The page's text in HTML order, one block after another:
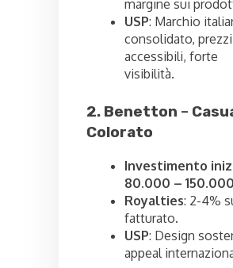
margine sui
USP: Marchio
consolidato, prezzi
accessibili, forte
visibilità.
2. Benetton –
Colorato
Investimento
80.000 –
Royalties: 2-4%
fatturato.
USP: Design
appeal